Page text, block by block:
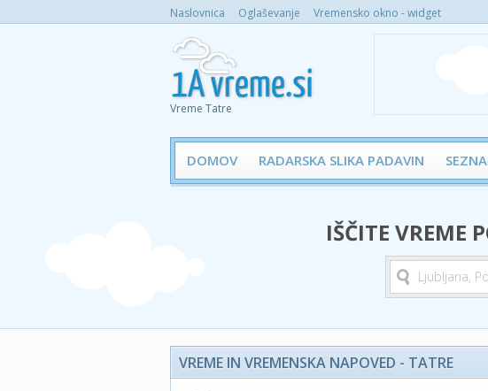
Naslovnica Oglaševanje Vremensko okno - widget
Vreme Tatre
DOMOV RADARSKA SLIKA PADAVIN
IŠČITE VREME
VREME IN VREMENSKA NAPOVED - TATRE